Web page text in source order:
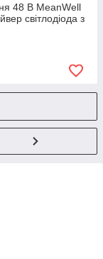
48 В MeanWell
світлодіода з